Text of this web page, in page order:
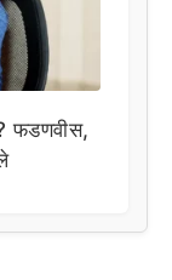
फडणवीस,